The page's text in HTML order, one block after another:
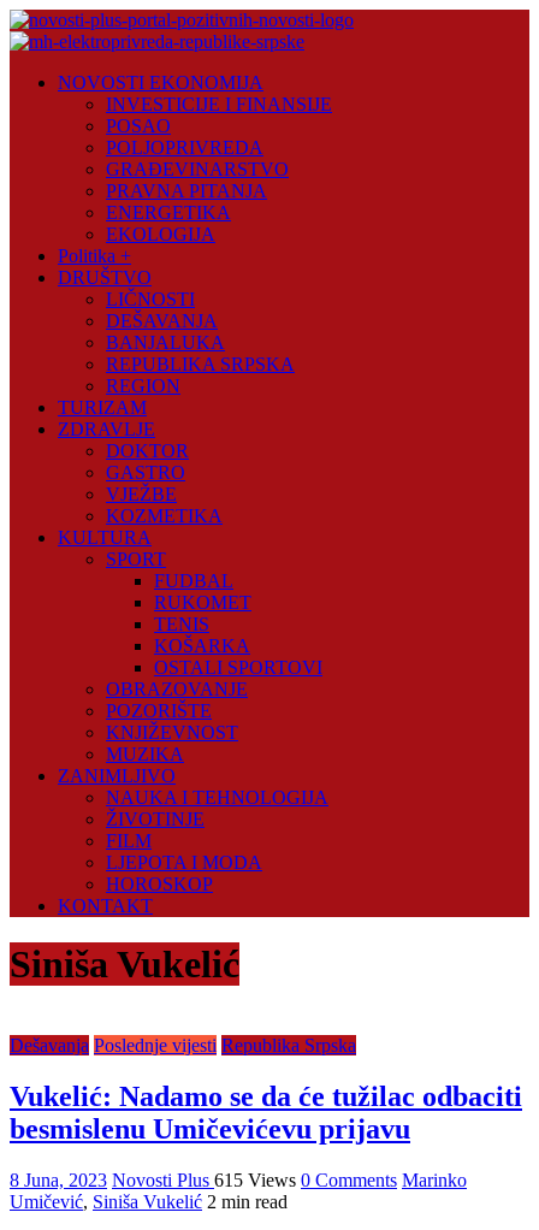
Skip
to
Plus
NOVOSTI EKONOMIJA
INVESTICIJE I FINANSIJE
POSAO
POLJOPRIVREDA
GRAĐEVINARSTVO
PRAVNA PITANJA
ENERGETIKA
EKOLOGIJA
Politika +
DRUŠTVO
LIČNOSTI
DEŠAVANJA
BANJALUKA
REPUBLIKA SRPSKA
REGION
TURIZAM
ZDRAVLJE
DOKTOR
GASTRO
VJEŽBE
KOZMETIKA
KULTURA
SPORT
FUDBAL
RUKOMET
TENIS
KOŠARKA
OSTALI SPORTOVI
OBRAZOVANJE
POZORIŠTE
KNJIŽEVNOST
MUZIKA
ZANIMLJIVO
NAUKA I TEHNOLOGIJA
ŽIVOTINJE
FILM
LJEPOTA I MODA
HOROSKOP
KONTAKT
Siniša Vukelić
Dešavanja Poslednje vijesti Republika Srpska
Vukelić: Nadamo se da će tužilac odbaciti
besmislenu Umičevićevu prijavu
8 Juna, 2023 Novosti Plus 615 Views 0 Comments Marinko
Umičević, Siniša Vukelić 2 min read